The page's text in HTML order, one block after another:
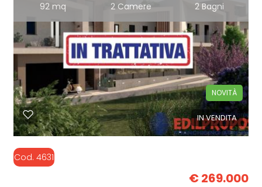
92 mq 2 Camere 2 Bagni
IN VENDITA
NOVITÀ
Cod. 4631
€ 269.000